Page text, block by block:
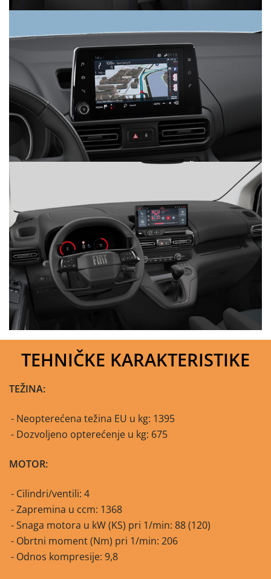
TEHNIČKE KARAKTERISTIKE
TEŽINA:
Neopterećena težina EU u kg: 1395
Dozvoljeno opterećenje u kg: 675
MOTOR:
Cilindri/ventili: 4
Zapremina u ccm: 1368
Snaga motora u kW (KS) pri 1/min: 88 (120)
Obrtni moment (Nm) pri 1/min: 206
Odnos kompresije: 9,8